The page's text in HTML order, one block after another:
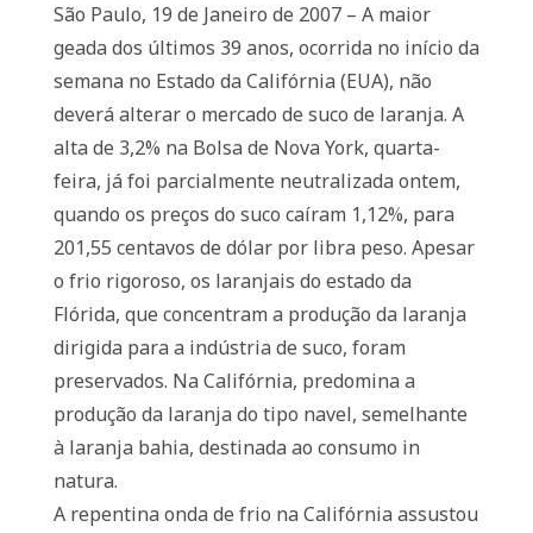
São Paulo, 19 de Janeiro de 2007 – A maior
geada dos últimos 39 anos, ocorrida no início da
semana no Estado da Califórnia (EUA), não
deverá alterar o mercado de suco de laranja. A
alta de 3,2% na Bolsa de Nova York, quarta-
feira, já foi parcialmente neutralizada ontem,
quando os preços do suco caíram 1,12%, para
201,55 centavos de dólar por libra peso. Apesar
o frio rigoroso, os laranjais do estado da
Flórida, que concentram a produção da laranja
dirigida para a indústria de suco, foram
preservados. Na Califórnia, predomina a
produção da laranja do tipo navel, semelhante
à laranja bahia, destinada ao consumo in
natura.
A repentina onda de frio na Califórnia assustou